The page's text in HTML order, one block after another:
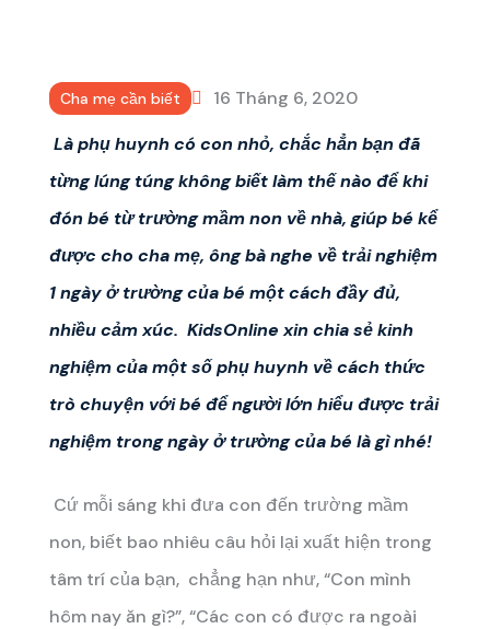
Cha mẹ cần biết
16 Tháng 6, 2020
Là phụ huynh có con nhỏ, chắc hẳn bạn đã
từng lúng túng không biết làm thế nào để khi
đón bé từ trường mầm non về nhà, giúp bé kể
được cho cha mẹ, ông bà nghe về trải nghiệm
1 ngày ở trường của bé một cách đầy đủ,
nhiều cảm xúc. KidsOnline xin chia sẻ kinh
nghiệm của một số phụ huynh về cách thức
trò chuyện với bé đểngười lớn hiểu được trải
nghiệm trong ngày ở trường của bé là gì nhé!
Cứ mỗi sáng khi đưa con đến trường mầm
non, biết bao nhiêu câu hỏi lại xuất hiện trong
tâm trí của bạn, chẳng hạn như, “Con mình
hôm nay ăn gì?”, “Các con có được ra ngoài